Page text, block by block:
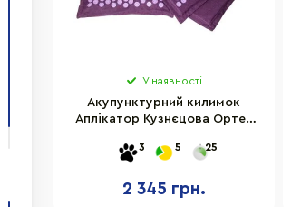
У наявності
Акупунктурний килимок
Аплікатор Кузнєцова Ортек
3 5 25
2 345 грн.